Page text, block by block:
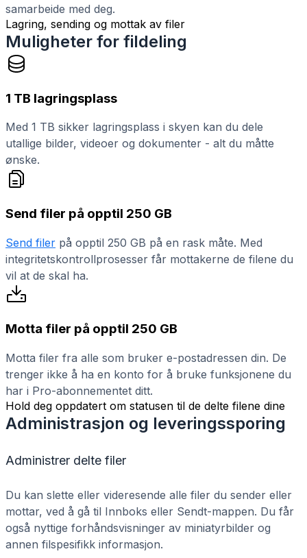
samarbeide med deg.
Lagring, sending og mottak av filer
Muligheter for fildeling
1 TB lagringsplass
Med 1 TB sikker lagringsplass i skyen kan du dele
utallige bilder, videoer og dokumenter - alt du måtte
ønske.
Send filer på opptil 250 GB
Send filer på opptil 250 GB på en rask måte. Med
integritetskontrollprosesser får mottakerne de filene du
vil at de skal ha.
Motta filer på opptil 250 GB
Motta filer fra alle som bruker e-postadressen din. De
trenger ikke å ha en konto for å bruke funksjonene du
har i Pro-abonnementet ditt.
Hold deg oppdatert om statusen til de delte filene dine
Administrasjon og leveringssporing
Administrer delte filer
Du kan slette eller videresende alle filer du sender eller
mottar, ved å gå til Innboks eller Sendt-mappen. Du får
også nyttige forhåndsvisninger av miniatyrbilder og
annen filspesifikk informasjon.